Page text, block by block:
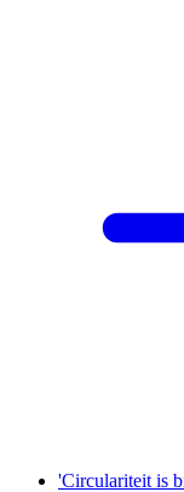
'Circulariteit is